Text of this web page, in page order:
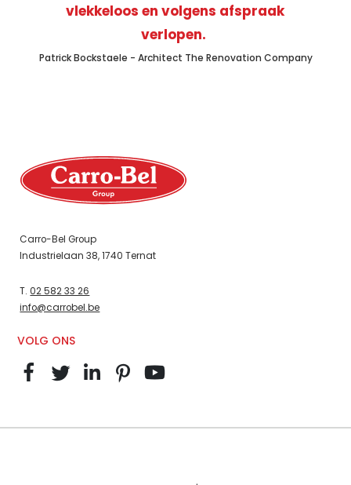
vlekkeloos en volgens afspraak
verlopen.
Patrick Bockstaele - Architect The Renovation Company
Carro-Bel Group
Industrielaan 38, 1740 Ternat
T.02 582 33 26
info@carrobel.be
VOLG ONS